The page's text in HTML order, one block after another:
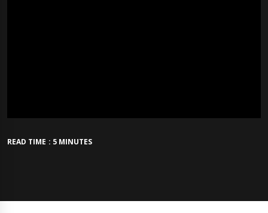
READ TIME : 5 MINUTES